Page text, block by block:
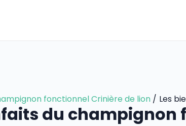
fonctionnel Crinière de lion Les
du champignon